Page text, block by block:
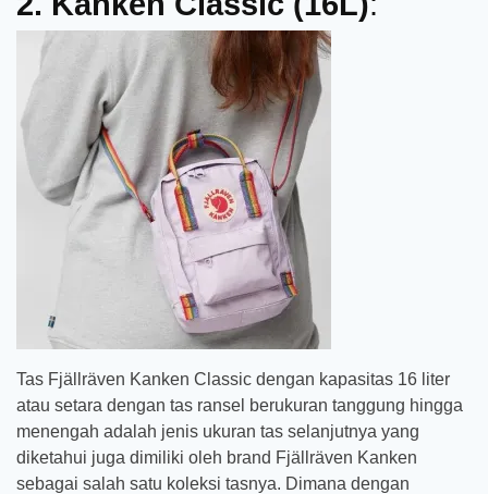
Tas Fjällräven Kanken Classic dengan kapasitas 16 liter
atau setara dengan tas ransel berukuran tanggung hingga
menengah adalah jenis ukuran tas selanjutnya yang
diketahui juga dimiliki oleh brand Fjällräven Kanken
sebagai salah satu koleksi tasnya. Dimana dengan